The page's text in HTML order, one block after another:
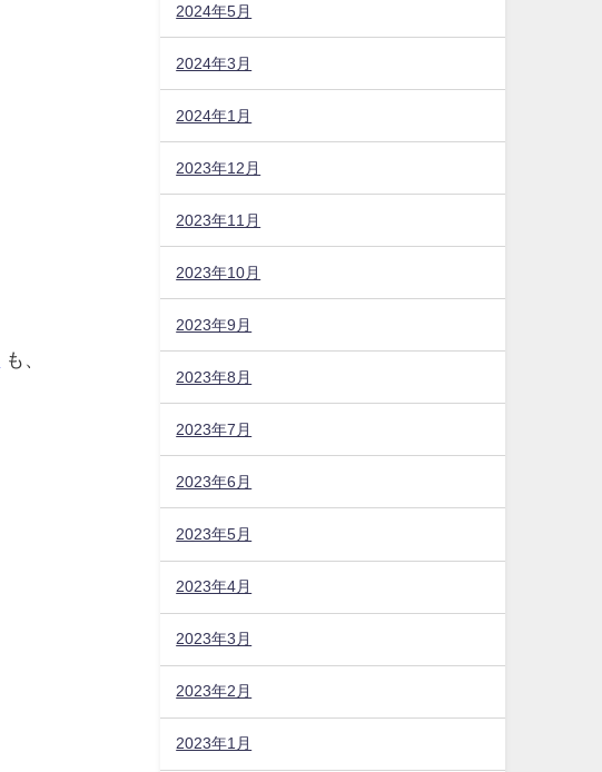
も、
2024年5月
2024年3月
2024年1月
2023年12月
2023年11月
2023年10月
2023年9月
2023年8月
2023年7月
2023年6月
2023年5月
2023年4月
2023年3月
2023年2月
2023年1月